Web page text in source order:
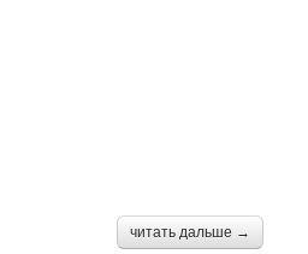
читать дальше →